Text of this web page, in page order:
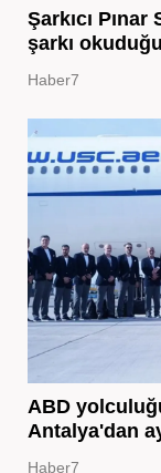
Şarkıcı
şarkı
Haber7
ABD
Antalya'dan
Haber7